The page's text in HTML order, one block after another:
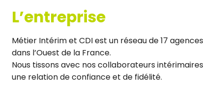
L’entreprise
Métier Intérim et CDI est un réseau de 17 agences
dans l’Ouest de la France.
Nous tissons avec nos collaborateurs intérimaires
une relation de confiance et de fidélité.